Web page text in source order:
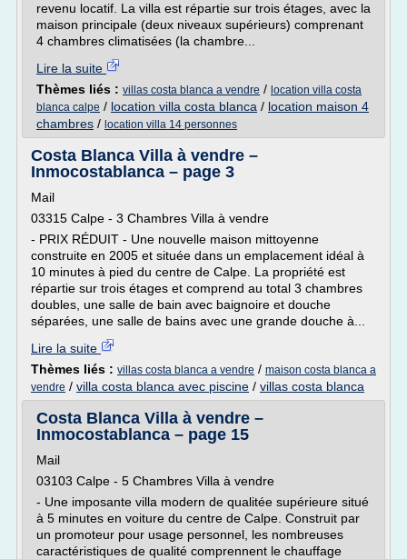
revenu locatif. La villa est répartie sur trois étages, avec la
maison principale (deux niveaux supérieurs) comprenant
4 chambres climatisées (la chambre...
Lire la suite
Thèmes liés : villas costa blanca a vendre / location villa costa
blanca calpe / location villa costa blanca / location maison 4
chambres / location villa 14 personnes
Costa Blanca Villa à vendre –
Inmocostablanca – page 3
Mail
03315 Calpe - 3 Chambres Villa à vendre
- PRIX RÉDUIT - Une nouvelle maison mittoyenne
construite en 2005 et située dans un emplacement idéal à
10 minutes à pied du centre de Calpe. La propriété est
répartie sur trois étages et comprend au total 3 chambres
doubles, une salle de bain avec baignoire et douche
séparées, une salle de bains avec une grande douche à...
Lire la suite
Thèmes liés : villas costa blanca a vendre / maison costa blanca a
vendre / villa costa blanca avec piscine / villas costa blanca
Costa Blanca Villa à vendre –
Inmocostablanca – page 15
Mail
03103 Calpe - 5 Chambres Villa à vendre
- Une imposante villa modern de qualitée supérieure situé
à 5 minutes en voiture du centre de Calpe. Construit par
un promoteur pour usage personnel, les nombreuses
caractéristiques de qualité comprennent le chauffage